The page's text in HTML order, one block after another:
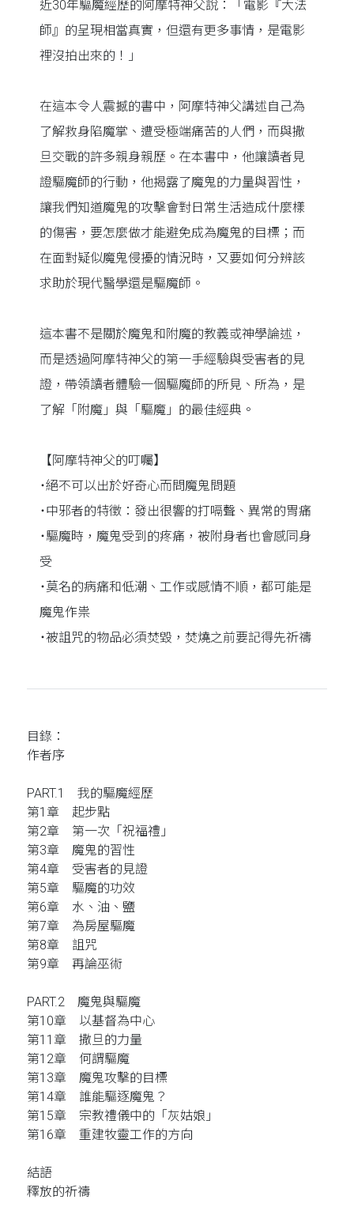
近30年驅魔經歷的阿摩特神父說：「電影『大法
師』的呈現相當真實，但還有更多事情，是電影
裡沒拍出來的！」
在這本令人震撼的書中，阿摩特神父講述自己為
了解救身陷魔掌、遭受極端痛苦的人們，而與撒
旦交戰的許多親身親歷。在本書中，他讓讀者見
證驅魔師的行動，他揭露了魔鬼的力量與習性，
讓我們知道魔鬼的攻擊會對日常生活造成什麼樣
的傷害，要怎麼做才能避免成為魔鬼的目標；而
在面對疑似魔鬼侵擾的情況時，又要如何分辨該
求助於現代醫學還是驅魔師。
這本書不是關於魔鬼和附魔的教義或神學論述，
而是透過阿摩特神父的第一手經驗與受害者的見
證，帶領讀者體驗一個驅魔師的所見、所為，是
了解「附魔」與「驅魔」的最佳經典。
【阿摩特神父的叮囑】
˙絕不可以出於好奇心而問魔鬼問題
˙中邪者的特徵：發出很響的打嗝聲、異常的胃痛
˙驅魔時，魔鬼受到的疼痛，被附身者也會感同身
受
˙莫名的病痛和低潮、工作或感情不順，都可能是
魔鬼作祟
˙被詛咒的物品必須焚毀，焚燒之前要記得先祈禱
目錄：
作者序
PART.1 我的驅魔經歷
第1章 起步點
第2章 第一次「祝福禮」
第3章 魔鬼的習性
第4章 受害者的見證
第5章 驅魔的功效
第6章 水、油、鹽
第7章 為房屋驅魔
第8章 詛咒
第9章 再論巫術
PART.2 魔鬼與驅魔
第10章 以基督為中心
第11章 撒旦的力量
第12章 何謂驅魔
第13章 魔鬼攻擊的目標
第14章 誰能驅逐魔鬼？
第15章 宗教禮儀中的「灰姑娘」
第16章 重建牧靈工作的方向
結語
釋放的祈禱